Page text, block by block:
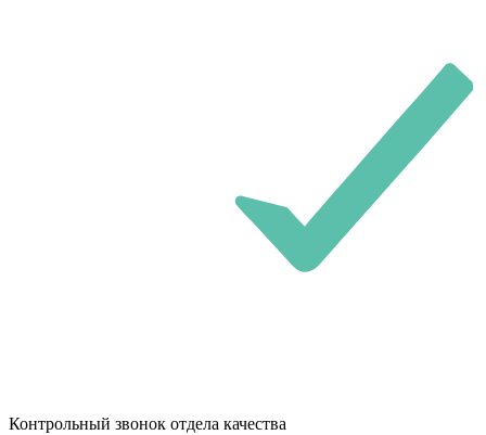
Контрольный звонок отдела качества